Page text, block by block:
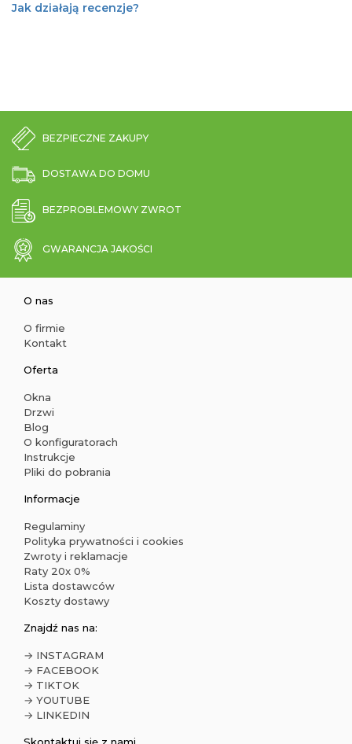
Jak działają recenzje?
BEZPIECZNE ZAKUPY
DOSTAWA DO DOMU
BEZPROBLEMOWY ZWROT
GWARANCJA JAKOŚCI
O nas
O firmie
Kontakt
Oferta
Okna
Drzwi
Blog
O konfiguratorach
Instrukcje
Pliki do pobrania
Informacje
Regulaminy
Polityka prywatności i cookies
Zwroty i reklamacje
Raty 20x 0%
Lista dostawców
Koszty dostawy
Znajdź nas na:
→ INSTAGRAM
→ FACEBOOK
→ TIKTOK
→ YOUTUBE
→ LINKEDIN